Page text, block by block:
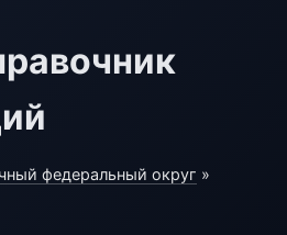
федеральный округ »